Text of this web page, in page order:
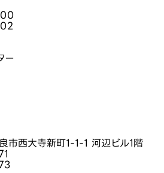
ー
市西大寺新町1-1-1 河辺ビル1階